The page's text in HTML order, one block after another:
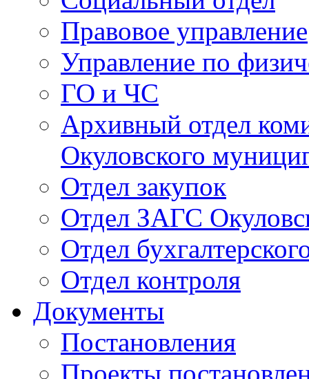
Правовое управление
Управление по
ГО и ЧС
Архивный отдел
Окуловского
Отдел закупок
Отдел ЗАГС
Отдел
Отдел контроля
Документы
Постановления